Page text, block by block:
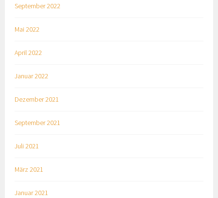
September 2022
Mai 2022
April 2022
Januar 2022
Dezember 2021
September 2021
Juli 2021
März 2021
Januar 2021